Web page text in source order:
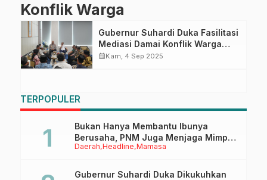
Konflik Warga
Gubernur Suhardi Duka Fasilitasi
Mediasi Damai Konflik Warga
Kuridi dan Kasambang
calendar_monthKam, 4 Sep 2025
TERPOPULER
Daerah Headline Mamasa
Bukan Hanya Membantu Ibunya
Berusaha, PNM Juga Menjaga Mimpi
Anaknya Untuk Menggapai Cita-Cita
Gubernur Suhardi Duka Dikukuhkan